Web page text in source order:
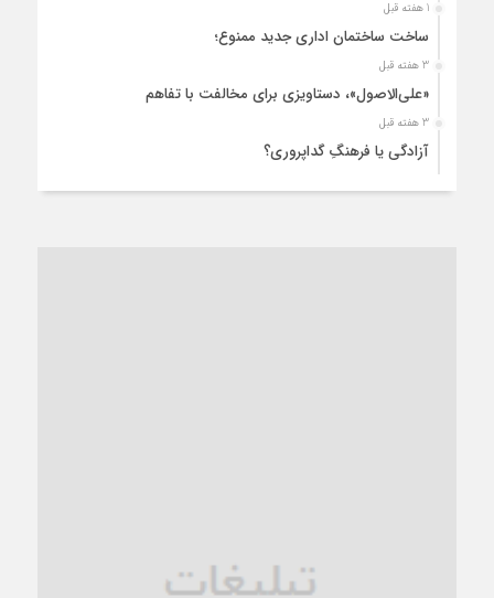
1 هفته قبل
ساخت ساختمان اداری جدید ممنوع؛
3 هفته قبل
«علی‌الاصول»، دستاویزی برای مخالفت با تفاهم
3 هفته قبل
آزادگی یا فرهنگِ گداپروری؟
ترجیح عقلانیت ایرانی بر دیدگاه‌های آخرالزمانی